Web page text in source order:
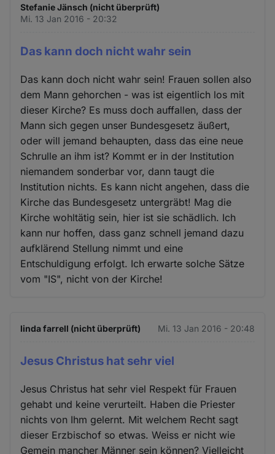
Stefanie Jänsch (nicht überprüft)
Mi. 13 Jan 2016 - 20:32
Das kann doch nicht wahr sein
Das kann doch nicht wahr sein! Frauen sollen also
dem Mann gehorchen - was ist eigentlich los mit
dieser Kirche? Es muss doch auffallen, dass der
Mann sich gegen unser Bundesgesetz äußert,
oder will jemand behaupten, dass das eine neue
Schrulle an ihm ist? Kommt er in der Institution
niemandem sonderbar vor, dann taugt die
Institution nichts. Es kann nicht angehen, dass die
Kirche das Bundesgesetz untergräbt! Mag die
Kirche wohltätig sein, hier ist sie schädlich. Ich
kann nur hoffen, dass ganz schnell jemand dazu
aufklärend Stellung nimmt und eine
Entschuldigung erfolgt. Ich erwarte solche Sätze
vom "IS", nicht von der Kirche!
linda farrell (nicht überprüft) Mi. 13 Jan 2016 - 20:48
Jesus Christus hat sehr viel
Jesus Christus hat sehr viel Respekt für Frauen
gehabt und keine verurteilt. Haben die Priester
nichts von Ihm gelernt. Mit welchem Recht sagt
dieser Erzbischof so etwas. Weiss er nicht wie
Gemein mancher Männer sein können? Vielleicht